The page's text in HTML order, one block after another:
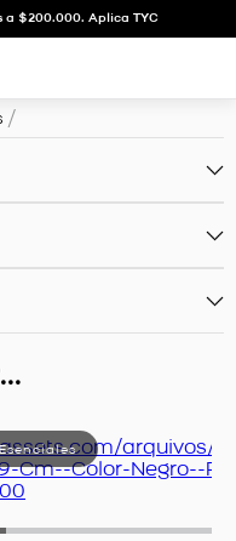
a $200.000. Aplica TYC